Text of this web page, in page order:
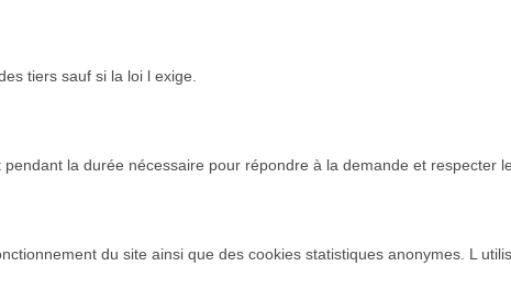
tiers sauf si la loi l exige.
la durée nécessaire pour répondre à la demande et respecter
du site ainsi que des cookies statistiques anonymes. L